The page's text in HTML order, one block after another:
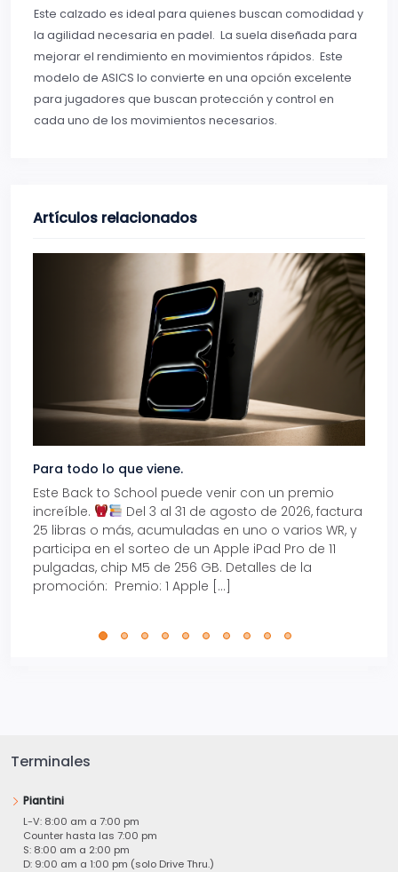
Este calzado es ideal para quienes buscan comodidad y
la agilidad necesaria en padel. La suela diseñada para
mejorar el rendimiento en movimientos rápidos. Este
modelo de ASICS lo convierte en una opción excelente
para jugadores que buscan protección y control en
cada uno de los movimientos necesarios.
Artículos relacionados
Para todo lo que viene.
Este Back to School puede venir con un premio
increíble.
Del 3 al 31 de agosto de 2026, factura
25 libras o más, acumuladas en uno o varios WR, y
participa en el sorteo de un Apple iPad Pro de 11
pulgadas, chip M5 de 256 GB. Detalles de la
promoción: Premio: 1 Apple […]
Terminales
Piantini
L-V: 8:00 am a 7:00 pm
Counter hasta las 7:00 pm
S: 8:00 am a 2:00 pm
D: 9:00 am a 1:00 pm (solo Drive Thru.)